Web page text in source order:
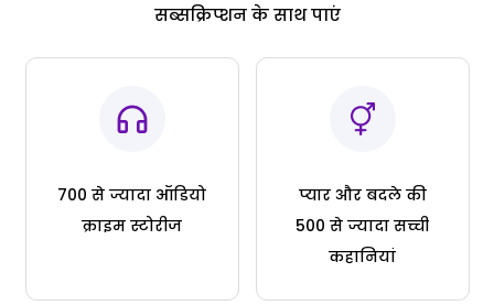
सब्सक्रिप्शन के साथ पाएं
700 से ज्यादा ऑडियो
क्राइम स्टोरीज
प्यार और बदले की
500 से ज्यादा सच्ची
कहानियां